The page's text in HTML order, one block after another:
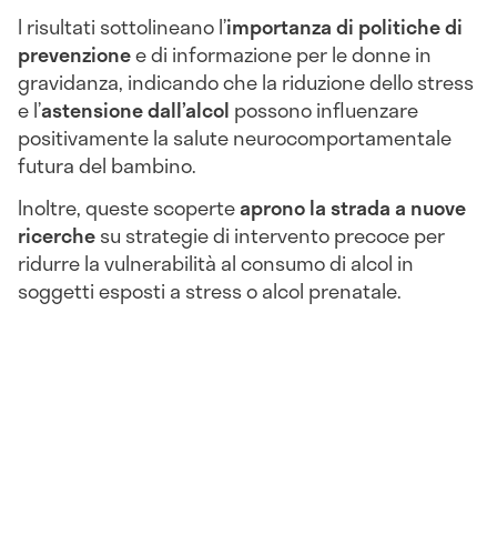
I risultati sottolineano l’importanza di politiche di
prevenzionee di informazione per le donne in
gravidanza, indicando che la riduzione dello stress
e l’astensione dall’alcol possono influenzare
positivamente la salute neurocomportamentale
futura del bambino.
Inoltre, queste scoperteaprono la strada a nuove
ricerchesu strategie di intervento precoce per
ridurre la vulnerabilità al consumo di alcol in
soggetti esposti a stress o alcol prenatale.